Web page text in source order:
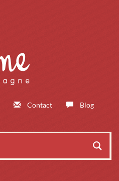
Contact
Blog